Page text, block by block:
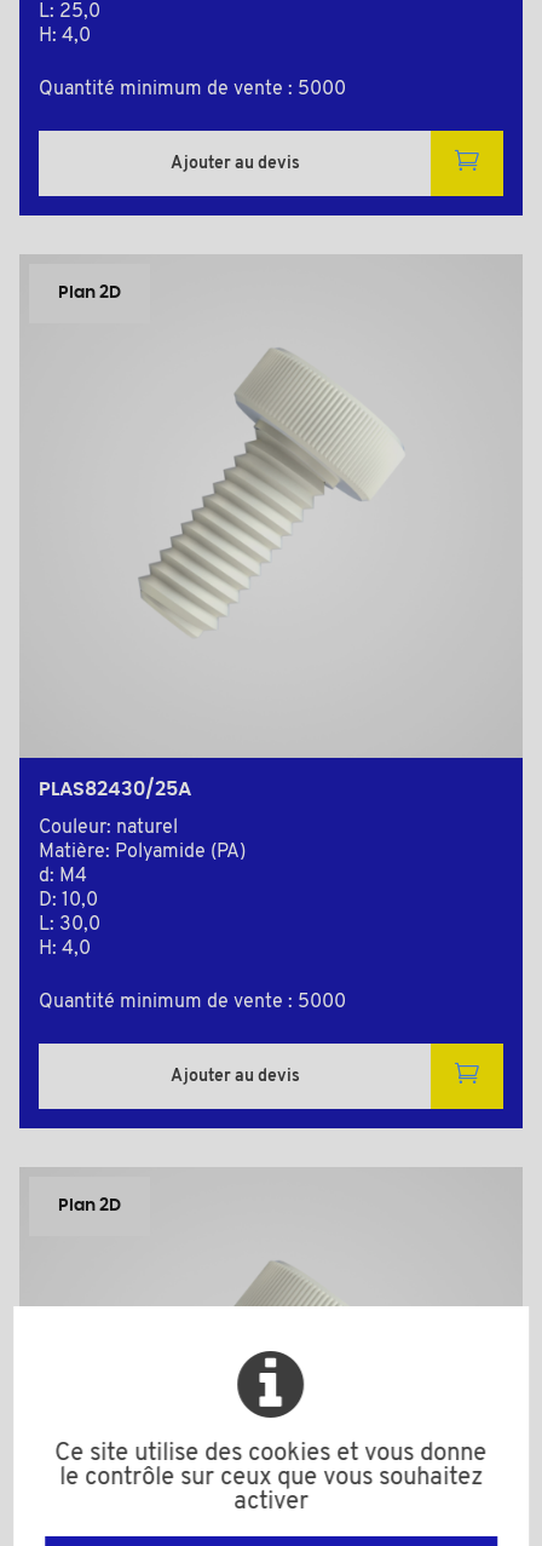
L: 25,0
H: 4,0
Quantité minimum de vente : 5000
Ajouter au devis
Plan 2D
PLAS82430/25A
Couleur: naturel
Matière: Polyamide (PA)
d: M4
D: 10,0
L: 30,0
H: 4,0
Quantité minimum de vente : 5000
Ajouter au devis
Plan 2D
Ce site utilise des cookies et vous donne
le contrôle sur ceux que vous souhaitez
activer